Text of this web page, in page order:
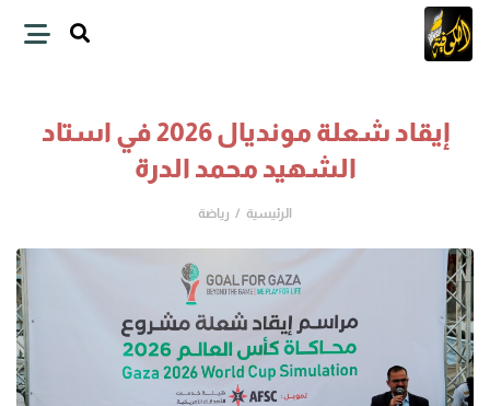
إيقاد شعلة مونديال 2026 في استاد
الشهيد محمد الدرة
الرئيسية رياضة